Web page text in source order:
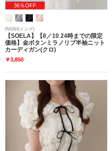
36％OFF
INGNI(イング)
【SOELA】【8／10 24時までの限定
価格】金ボタンミラノリブ半袖ニット
カーディガン(クロ)
￥3,850